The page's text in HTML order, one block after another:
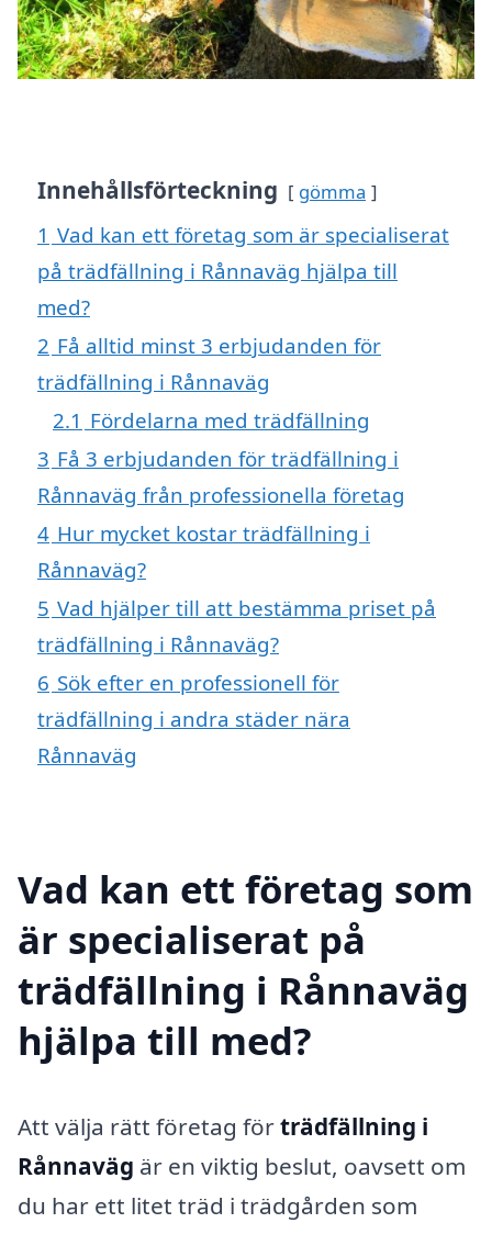
Innehållsförteckning gömma
1 Vad kan ett företag som är specialiserat
på trädfällning i Rånnaväg hjälpa till
med?
2 Få alltid minst 3 erbjudanden för
trädfällning i Rånnaväg
2.1 Fördelarna med trädfällning
3 Få 3 erbjudanden för trädfällning i
Rånnaväg från professionella företag
4 Hur mycket kostar trädfällning i
Rånnaväg?
5 Vad hjälper till att bestämma priset på
trädfällning i Rånnaväg?
6 Sök efter en professionell för
trädfällning i andra städer nära
Rånnaväg
Vad kan ett företag som
är specialiserat på
trädfällning i Rånnaväg
hjälpa till med?
Att välja rätt företag förträdfällning i
Rånnaväg är en viktig beslut, oavsett om
du har ett litet träd i trädgården som